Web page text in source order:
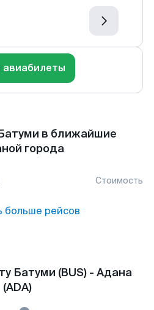
авиабилеты
в ближайшие
города
Стоимость
больше рейсов
Батуми (BUS) - Адана
(ADA)